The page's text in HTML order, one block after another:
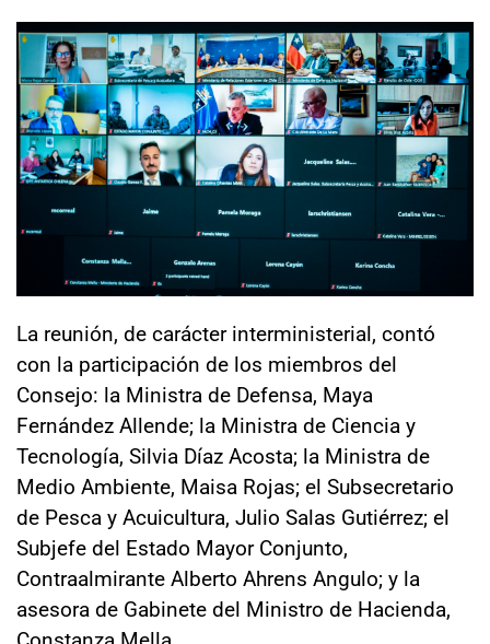
La reunión, de carácter interministerial, contó
con la participación de los miembros del
Consejo: la Ministra de Defensa, Maya
Fernández Allende; la Ministra de Ciencia y
Tecnología, Silvia Díaz Acosta; la Ministra de
Medio Ambiente, Maisa Rojas; el Subsecretario
de Pesca y Acuicultura, Julio Salas Gutiérrez; el
Subjefe del Estado Mayor Conjunto,
Contraalmirante Alberto Ahrens Angulo; y la
asesora de Gabinete del Ministro de Hacienda,